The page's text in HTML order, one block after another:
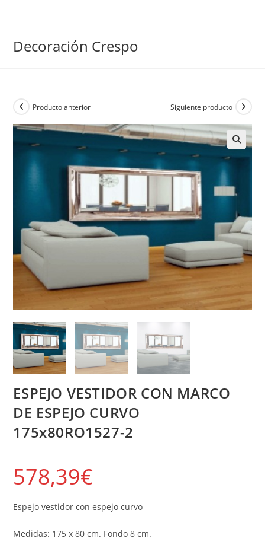
Decoración Crespo
Producto anterior Siguiente producto
ESPEJO VESTIDOR CON MARCO
DE ESPEJO CURVO
175x80RO1527-2
578,39€
Espejo vestidor con espejo curvo
Medidas: 175 x 80 cm. Fondo 8 cm.